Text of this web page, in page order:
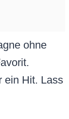
ohne
ein Hit. Lass